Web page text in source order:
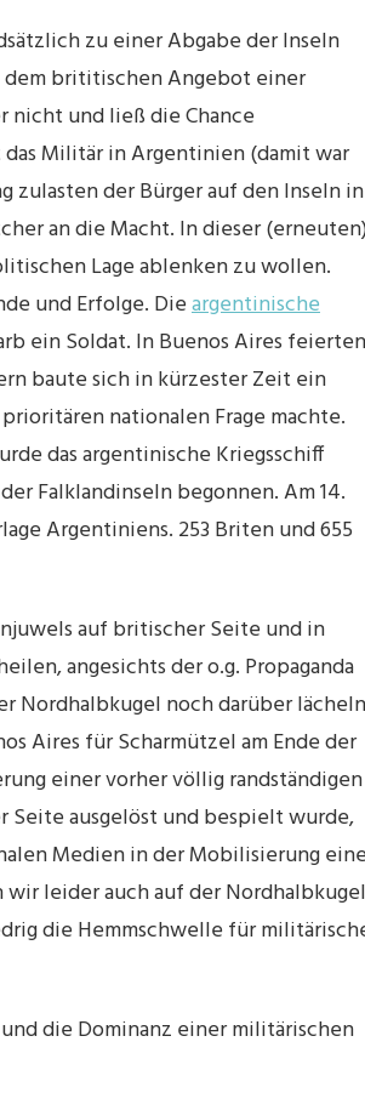
zu einer Abgabe der Inseln
dem brititischen Angebot einer
nicht und ließ die Chance
Militär in Argentinien (damit war
zulasten der Bürger auf den Inseln in
an die Macht. In dieser
Lage ablenken zu wollen.
und Erfolge. Dieargentinische
ein Soldat. In Buenos Aires feierten
baute sich in kürzester Zeit ein
nationalen Frage machte.
das argentinische Kriegsschiff
Falklandinseln begonnen. Am 14.
Argentiniens. 253 Briten und 655
auf britischer Seite und in
angesichts der o.g. Propaganda
Nordhalbkugel noch darüber
Aires für Scharmützel am Ende der
einer vorher völlig randständigen
Seite ausgelöst und bespielt wurde,
Medien in der Mobilisierung
leider auch auf der Nordhalbkugel
die Hemmschwelle für
die Dominanz einer militärischen